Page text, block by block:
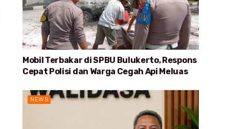
Mobil Terbakar di SPBU Bulukerto, Respons
Cepat Polisi dan Warga Cegah Api Meluas
NEWS